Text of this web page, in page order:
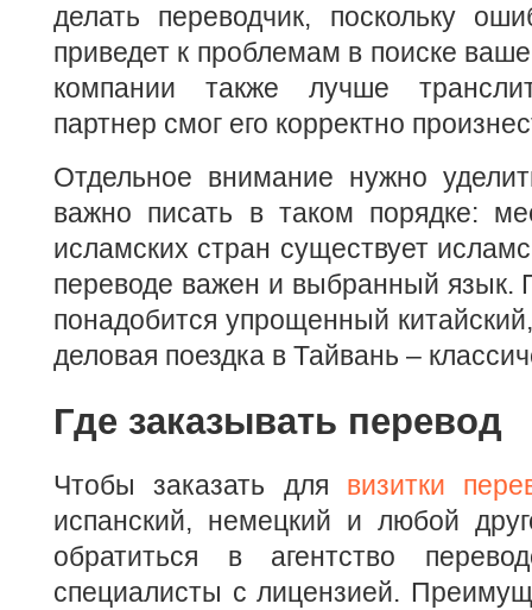
делать переводчик, поскольку
приведет к проблемам в поиске
компании также лучше
партнер смог его корректно
Отдельное внимание нужно
важно писать в таком порядке:
исламских стран существует
переводе важен и выбранный язык.
понадобится упрощенный
деловая поездка в Тайвань –
Где заказывать перевод
Чтобы заказать для визитки
испанский, немецкий и любой
обратиться в агентство
специалисты с лицензией.